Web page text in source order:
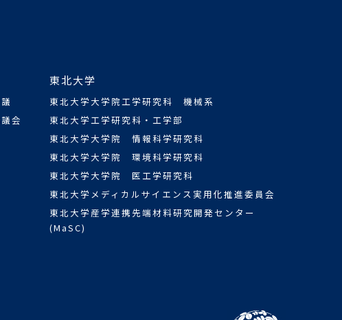
会
東北大学
東北大学大学院工学研究科 機械系
東北大学工学研究科・工学部
東北大学大学院 情報科学研究科
東北大学大学院 環境科学研究科
東北大学大学院 医工学研究科
東北大学メディカルサイエンス実用化推進委員会
東北大学産学連携先端材料研究開発センター
(MaSC)